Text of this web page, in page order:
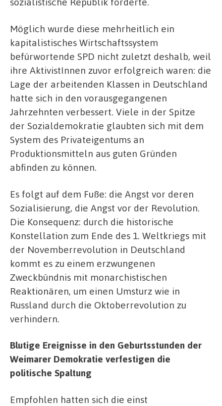
Möglich wurde diese mehrheitlich ein
kapitalistisches Wirtschaftssystem
befürwortende SPD nicht zuletzt deshalb, weil
ihre AktivistInnen zuvor erfolgreich waren: die
Lage der arbeitenden Klassen in Deutschland
hatte sich in den vorausgegangenen
Jahrzehnten verbessert. Viele in der Spitze
der Sozialdemokratie glaubten sich mit dem
System des Privateigentums an
Produktionsmitteln aus guten Gründen
abfinden zu können.
Es folgt auf dem Fuße: die Angst vor deren
Sozialisierung, die Angst vor der Revolution.
Die Konsequenz: durch die historische
Konstellation zum Ende des 1. Weltkriegs mit
der Novemberrevolution in Deutschland
kommt es zu einem erzwungenen
Zweckbündnis mit monarchistischen
Reaktionären, um einen Umsturz wie in
Russland durch die Oktoberrevolution zu
verhindern.
Blutige Ereignisse in den Geburtsstunden der
Weimarer Demokratie verfestigen die
politische Spaltung
Empfohlen hatten sich die einst